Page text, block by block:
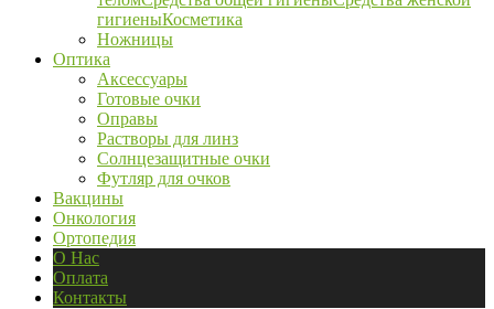
гигиеныКосметика
Ножницы
Оптика
Аксессуары
Готовые очки
Оправы
Растворы для линз
Солнцезащитные очки
Футляр для очков
Вакцины
Онкология
Ортопедия
О Нас
Оплата
Контакты